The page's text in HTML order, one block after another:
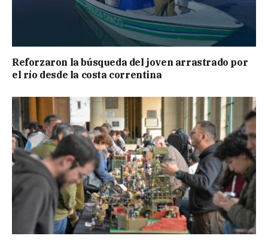
Reforzaron la búsqueda del joven arrastrado por
el río desde la costa correntina